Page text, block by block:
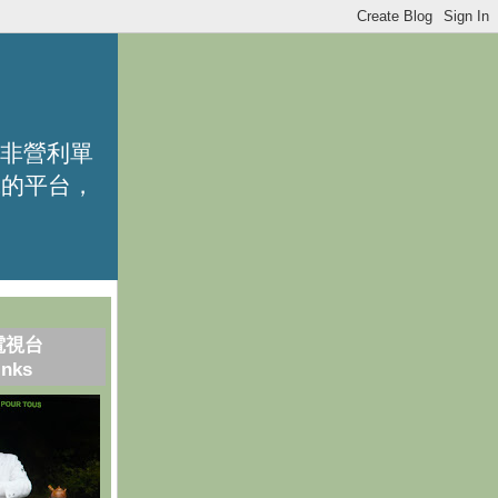
營利單
平台，
視台